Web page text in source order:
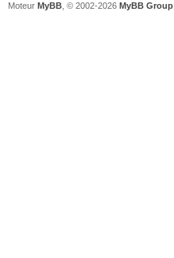
Moteur MyBB , © 2002-2026 MyBB Group